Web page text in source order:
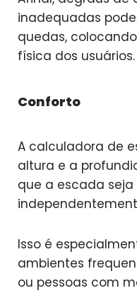
inadequadas
quedas,
física dos usuários.
Conforto
A calculadora de
altura e a
que a escada
Isso é
ambientes
ou pessoas com